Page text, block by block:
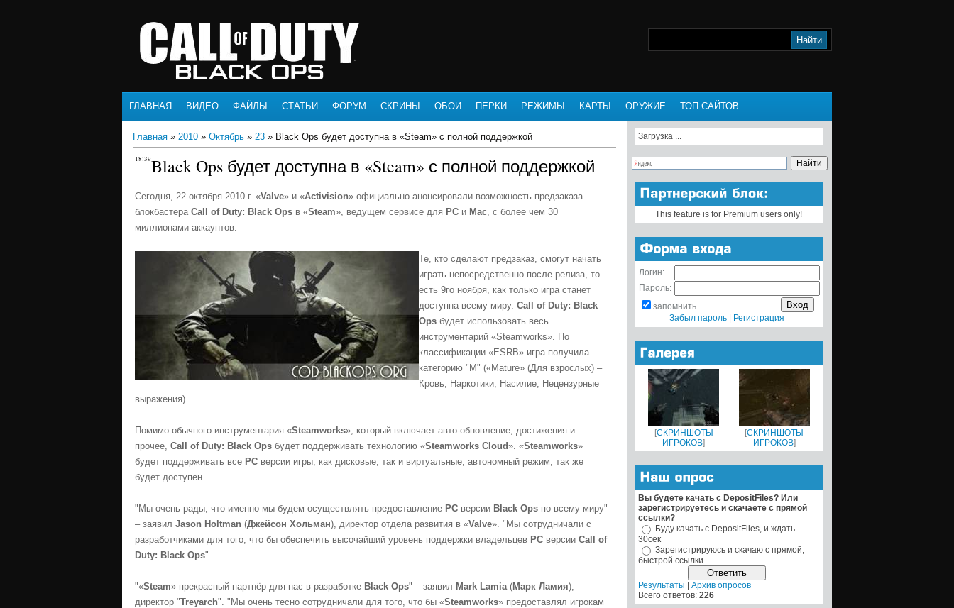
ГЛАВНАЯ ВИДЕО ФАЙЛЫ СТАТЬИ ФОРУМ СКРИНЫ ОБОИ ПЕРКИ РЕЖИМЫ КАРТЫ ОРУЖИЕ ТОП САЙТОВ
Главная » 2010 » Октябрь » 23 » Black Ops будет доступна в «Steam» с полной поддержкой
18:39Black Ops будет доступна в «Steam» с полной поддержкой
Сегодня, 22 октября 2010 г. «Valve» и «Activision» официально анонсировали возможность предзаказа
блокбастера Call of Duty: Black Ops в «Steam», ведущем сервисе для PC и Mac, с более чем 30
миллионами аккаунтов.
Те, кто сделают предзаказ, смогут начать
играть непосредственно после релиза, то
есть 9го ноября, как только игра станет
доступна всему миру. Call of Duty: Black
Ops будет использовать весь
инструментарий «Steamworks». По
классификации «ESRB» игра получила
категорию "M" («Mature» (Для взрослых) –
Кровь, Наркотики, Насилие, Нецензурные
выражения).
Помимо обычного инструментария «Steamworks», который включает авто-обновление, достижения и
прочее, Call of Duty: Black Ops будет поддерживать технологию «Steamworks Cloud». «Steamworks»
будет поддерживать все PC версии игры, как дисковые, так и виртуальные, автономный режим, так же
будет доступен.
"Мы очень рады, что именно мы будем осуществлять предоставление PC версии Black Ops по всему миру"
– заявил Jason Holtman (Джейсон Хольман), директор отдела развития в «Valve». "Мы сотрудничали с
разработчиками для того, что бы обеспечить высочайший уровень поддержки владельцев PC версии Call of
Duty: Black Ops".
"«Steam» прекрасный партнёр для нас в разработке Black Ops" – заявил Mark Lamia(Марк Ламия),
директор "Treyarch". "Мы очень тесно сотрудничали для того, что бы «Steamworks» предоставлял игрокам
Загрузка ...
This feature is for Premium users only!
Логин:
Пароль:
запомнить
Забыл пароль| Регистрация
[СКРИНШОТЫ
ИГРОКОВ]
[СКРИНШОТЫ
ИГРОКОВ]
Вы будете качать с DepositFiles? Или
зарегистрируетесь и скачаете с прямой
ссылки?
Буду качать с DepositFiles, и ждать
30сек
Зарегистрируюсь и скачаю с прямой,
быстрой ссылки
Результаты
Архив опросов
Всего ответов: 226